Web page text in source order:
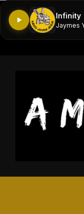
Infinity
Jaymes